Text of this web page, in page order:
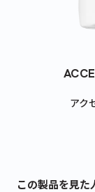
アク
この製品を見